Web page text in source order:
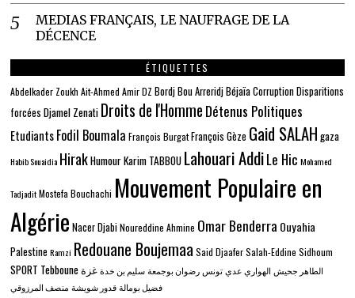
MEDIAS FRANÇAIS, LE NAUFRAGE DE LA
DÉCENCE
ÉTIQUETTES
Abdelkader Zoukh Ait-Ahmed Amir DZ Bordj Bou ArreridjBéjaïaCorruption Disparitions
forcées Djamel Zenati Droits de l'Homme Détenus Politiques
EtudiantsFodil Boumala François BurgatFrançois Gèze Gaid SALAH gaza
Habib Souaidia HirakHumourKarim TABBOU Lahouari AddiLe Hic Mohamed
Tadjadit Mostefa Bouchachi Mouvement Populaire en
Algérie Nacer Djabi Noureddine Ahmine Omar Benderra Ouyahia
Palestine Ramzi Redouane Boujemaa Said Djaafer Salah-Eddine Sidhoum
SPORT Tebboune الطاهر جحيش الهواري عدي تونس رضوان بوجمعة سليم بن خدة غزة
فضيل بومالة قدور شويشة منصف المرزوقي